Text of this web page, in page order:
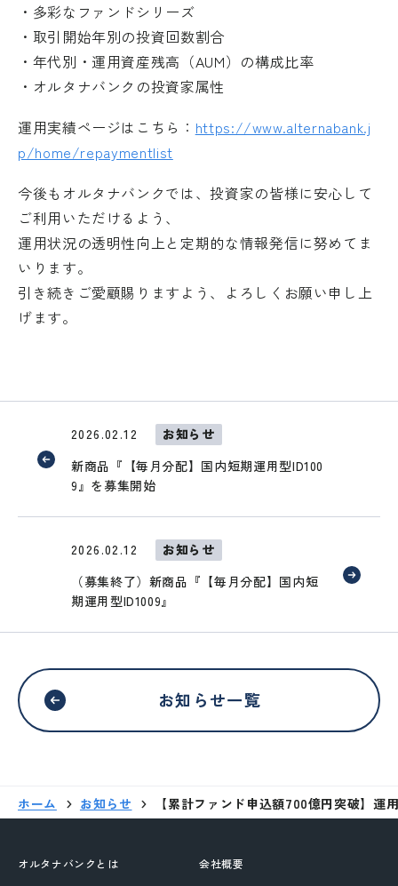
・多彩なファンドシリーズ
・取引開始年別の投資回数割合
・年代別・運用資産残高（AUM）の構成比率
・オルタナバンクの投資家属性
運用実績ページはこちら： https://www.alternabank.j
p/home/repaymentlist
今後もオルタナバンクでは、投資家の皆様に安心して
ご利用いただけるよう、
運用状況の透明性向上と定期的な情報発信に努めてま
いります。
引き続きご愛顧賜りますよう、よろしくお願い申し上
げます。
2026.02.12
お知らせ
新商品『【毎月分配】国内短期運用型ID100
9』を募集開始
2026.02.12
お知らせ
（募集終了）新商品『【毎月分配】国内短
期運用型ID1009』
お知らせ一覧
ホーム お知らせ 【累計ファンド申込額700億円突破】運
オルタナバンクとは 会社概要
ブサイトではありません
移動する